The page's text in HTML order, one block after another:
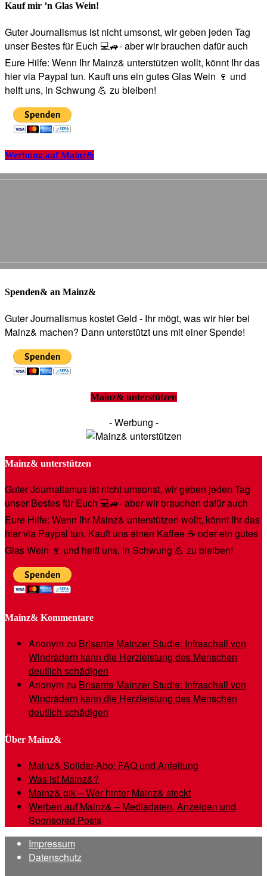
Kauf mir ’n Glas Wein!
Guter Journalismus ist nicht umsonst, wir geben jeden Tag
unser Bestes für Euch 💻🚙- aber wir brauchen dafür auch
Eure Hilfe: Wenn Ihr Mainz& unterstützen wollt, könnt Ihr das
hier via Paypal tun. Kauft uns ein gutes Glas Wein 🍷 und
helft uns, in Schwung 💪 zu bleiben!
Werbung auf Mainz&
Spenden& an Mainz&
Guter Journalismus kostet Geld - Ihr mögt, was wir hier bei
Mainz& machen? Dann unterstützt uns mit einer Spende!
Mainz& unterstützen
- Werbung -
Mainz& unterstützen
Guter Journalismus ist nicht umsonst, wir geben jeden Tag
unser Bestes für Euch 💻🚙- aber wir brauchen dafür auch
Eure Hilfe: Wenn Ihr Mainz& unterstützen wollt, könnt Ihr das
hier via Paypal tun. Kauft uns einen Kaffee ☕️ oder ein gutes
Glas Wein 🍷 und helft uns, in Schwung 💪 zu bleiben!
Mainz& Kommentare
Anonymzu Brisante Mainzer Studie: Infraschall von
Windrädern kann die Herzleistung des Menschen
deutlich schädigen
Anonymzu Brisante Mainzer Studie: Infraschall von
Windrädern kann die Herzleistung des Menschen
deutlich schädigen
Über Mainz&
Mainz& Solidar-Abo: FAQ und Anleitung
Was ist Mainz&?
Mainz& gik – Wer hinter Mainz& steckt
Werben auf Mainz& – Mediadaten, Anzeigen und
Sponsored Posts
Impressum
Datenschutz